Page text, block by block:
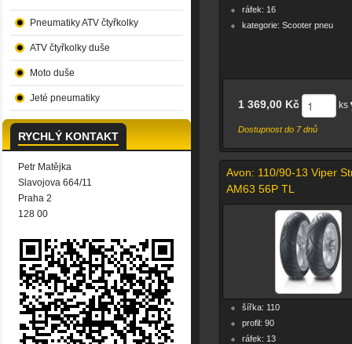
ráfek: 16
kategorie: Scooter pneu
1 369,00 Kč ks
Dostupnost do 7 dnů
Avon: 110/90-13 Viper
AM63 56P TL
šířka: 110
profil: 90
ráfek: 13
Pneumatiky ATV čtyřkolky
ATV čtyřkolky duše
Moto duše
Jeté pneumatiky
RYCHLÝ KONTAKT
Petr Matějka
Slavojova 664/11
Praha 2
128 00